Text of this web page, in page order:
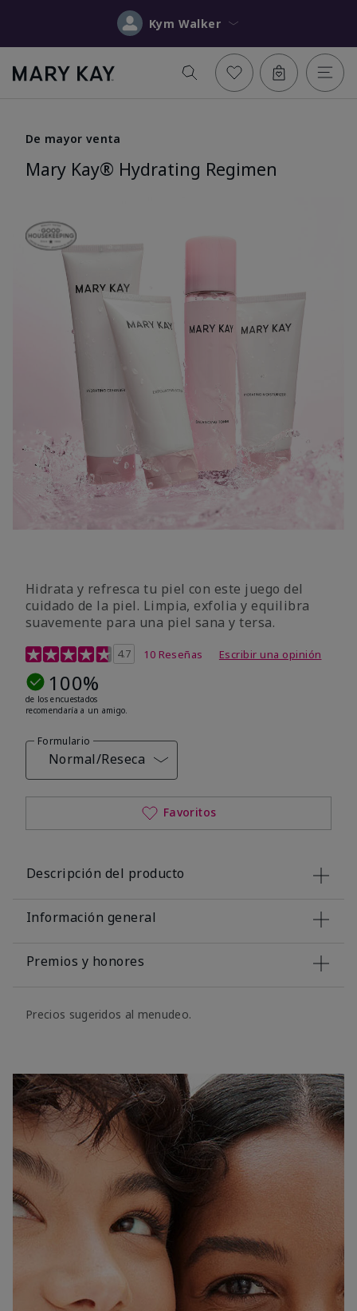
Kym Walker
De mayor venta
Mary Kay® Hydrating Regimen
Hidrata y refresca tu piel con este juego del
cuidado de la piel. Limpia, exfolia y equilibra
suavemente para una piel sana y tersa.
Calificación de clientes de 5 de 5
4.7 10 Reseñas Escribir una opinión
100%
de los encuestados
recomendaría a un amigo.
Formulario
Normal/Reseca
Favoritos
Descripción del producto
Información general
Premios y honores
Precios sugeridos al menudeo.